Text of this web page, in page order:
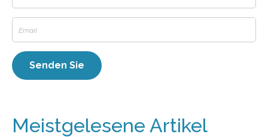
Meistgelesene Artikel